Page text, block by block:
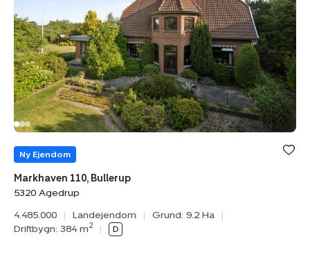
5320
Agedrup
Bolig er
under
Ny Ejendom
Markhaven 110, Bullerup
5320 Agedrup
4.485.000
| Landejendom | Grund: 9.2 Ha
|
Driftbygn: 384 m2 |